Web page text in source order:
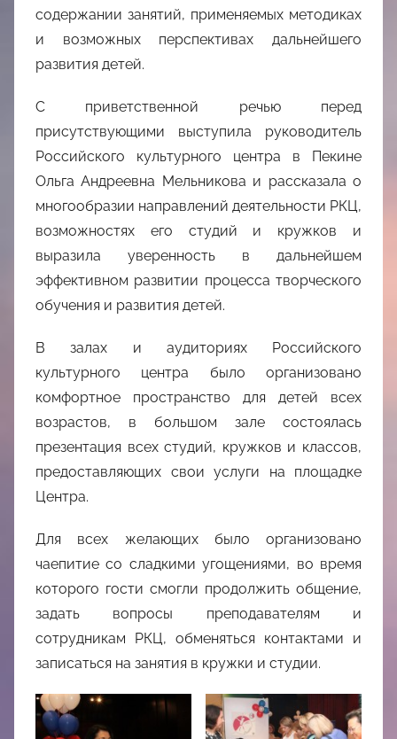
содержании занятий, применяемых методиках
и возможных перспективах дальнейшего
развития детей.
С приветственной речью перед
присутствующими выступила руководитель
Российского культурного центра в Пекине
Ольга Андреевна Мельникова и рассказала о
многообразии направлений деятельности РКЦ,
возможностях его студий и кружков и
выразила уверенность в дальнейшем
эффективном развитии процесса творческого
обучения и развития детей.
В залах и аудиториях Российского
культурного центра было организовано
комфортное пространство для детей всех
возрастов, в большом зале состоялась
презентация всех студий, кружков и классов,
предоставляющих свои услуги на площадке
Центра.
Для всех желающих было организовано
чаепитие со сладкими угощениями, во время
которого гости смогли продолжить общение,
задать вопросы преподавателям и
сотрудникам РКЦ, обменяться контактами и
записаться на занятия в кружки и студии.